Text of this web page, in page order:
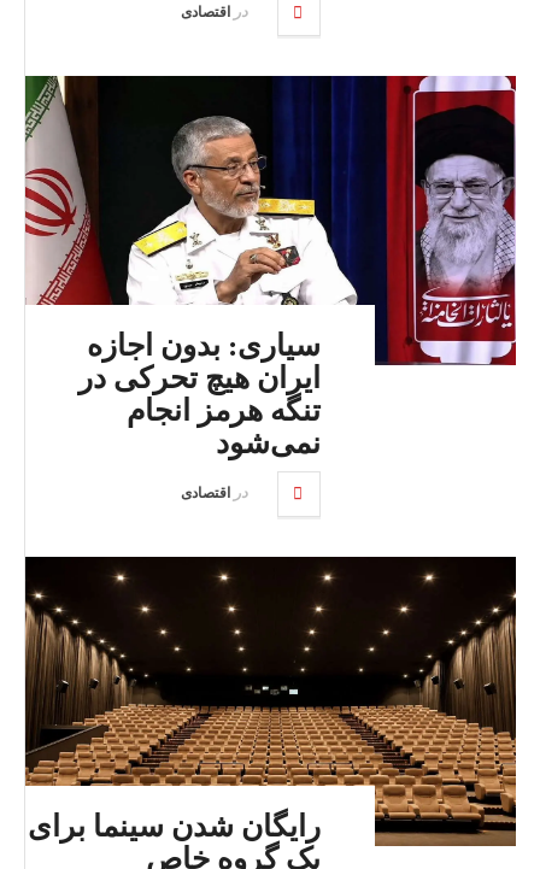
در اقتصادی
سیاری: بدون اجازه
ایران هیچ تحرکی در
تنگه هرمز انجام
نمی‌شود
در اقتصادی
رایگان شدن سینما برای
یک گروه خاص